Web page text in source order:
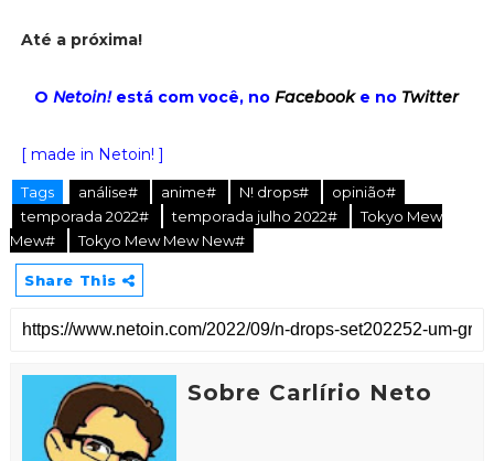
Até a próxima!
ONetoin!está com você, noFacebooke no Twitter
[ made in Netoin! ]
Tags análise# anime# N! drops#
opinião#
temporada 2022#
temporada julho 2022#
Tokyo Mew
Mew#
Tokyo Mew Mew New#
Share This
Sobre Carlírio Neto